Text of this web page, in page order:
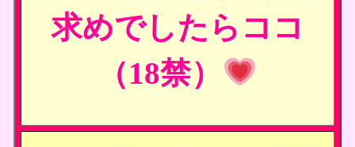
求めでしたらココ
（18禁）